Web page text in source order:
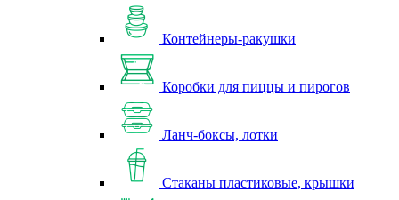
Контейнеры-ракушки
Коробки для пиццы и пирогов
Ланч-боксы, лотки
Стаканы пластиковые, крышки